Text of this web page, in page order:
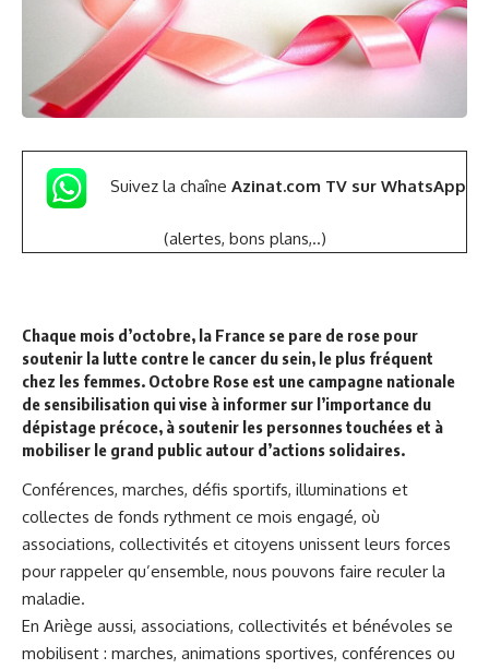
Suivez la chaîne Azinat.com TV sur WhatsApp
(alertes, bons plans,..)
Chaque mois d’octobre, la France se pare de rose pour
soutenir la lutte contre le cancer du sein, le plus fréquent
chez les femmes. Octobre Rose est une campagne nationale
de sensibilisation qui vise à informer sur l’importance du
dépistage précoce, à soutenir les personnes touchées et à
mobiliser le grand public autour d’actions solidaires.
Conférences, marches, défis sportifs, illuminations et
collectes de fonds rythment ce mois engagé, où
associations, collectivités et citoyens unissent leurs forces
pour rappeler qu’ensemble, nous pouvons faire reculer la
maladie.
En Ariège aussi, associations, collectivités et bénévoles se
mobilisent : marches, animations sportives, conférences ou